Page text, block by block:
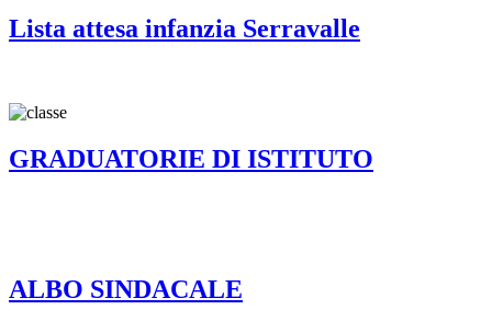
Lista attesa infanzia Serravalle
GRADUATORIE DI ISTITUTO
ALBO SINDACALE